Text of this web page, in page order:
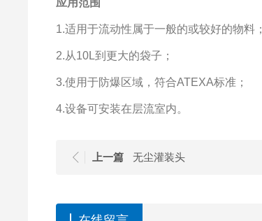
应用范围
1.适用于流动性属于一般的或较好的物料；
2.从10L到更大的袋子；
3.使用于防爆区域，符合ATEXA标准；
4.设备可安装在层流室内。
上一篇 无尘灌装头